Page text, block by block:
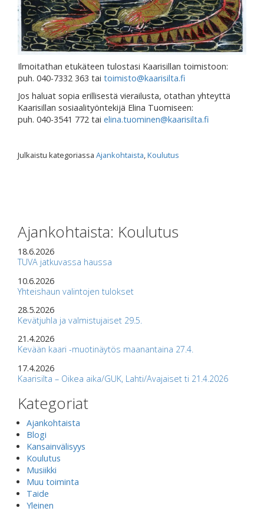
Ilmoitathan etukäteen tulostasi Kaarisillan toimistoon:
puh. 040-7332 363 tai toimisto@kaarisilta.fi
Jos haluat sopia erillisestä vierailusta, otathan yhteyttä
Kaarisillan sosiaalityöntekijä Elina Tuomiseen:
puh. 040-3541 772 tai elina.tuominen@kaarisilta.fi
Julkaistu kategoriassa Ajankohtaista,Koulutus
Ajankohtaista: Koulutus
18.6.2026
TUVA jatkuvassa haussa
10.6.2026
Yhteishaun valintojen tulokset
28.5.2026
Kevätjuhla ja valmistujaiset 29.5.
21.4.2026
Kevään kaari -muotinäytös maanantaina 27.4.
17.4.2026
Kaarisilta – Oikea aika/GUK, Lahti/Avajaiset ti 21.4.2026
Kategoriat
Ajankohtaista
Blogi
Kansainvälisyys
Koulutus
Musiikki
Muu toiminta
Taide
Yleinen